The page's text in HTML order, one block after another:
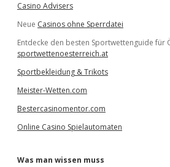
Casino Advisers
Neue Casinos ohne Sperrdatei
Entdecke den besten Sportwettenguide für
sportwettenoesterreich.at
Sportbekleidung & Trikots
Meister-Wetten.com
Bestercasinomentor.com
Online Casino Spielautomaten
Was man wissen muss